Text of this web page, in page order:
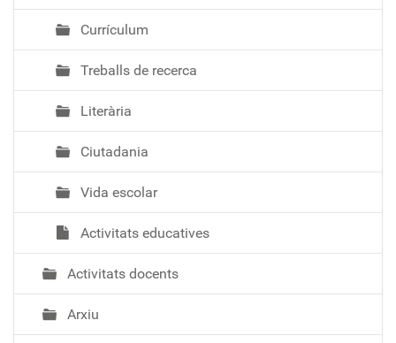
Currículum
Treballs de recerca
Literària
Ciutadania
Vida escolar
Activitats educatives
Activitats docents
Arxiu